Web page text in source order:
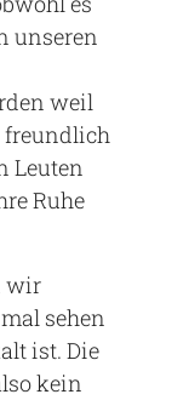
unseren
weil
freundlich
Leuten
Ruhe
wir
sehen
ist. Die
kein